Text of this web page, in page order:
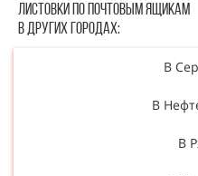
Листовки по почтовым ящикам
в других городах:
В
В
В